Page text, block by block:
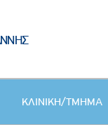
ΚΛΙΝΙΚΗ/ΤΜΗΜΑ